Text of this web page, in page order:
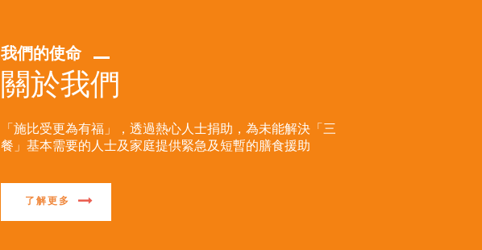
我們的使命
關於我們
「施比受更為有福」，透過熱心人士捐助，為未能解決「三
餐」基本需要的人士及家庭提供緊急及短暫的膳食援助
了解更多